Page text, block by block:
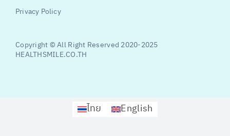
Privacy Policy
Copyright © All Right Reserved 2020-2025
HEALTHSMILE.CO.TH
ไทย English